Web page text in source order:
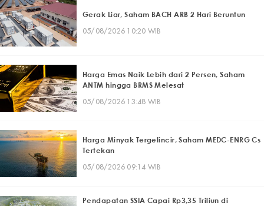
Gerak Liar, Saham BACH ARB 2 Hari Beruntun
05/08/2026 10:20 WIB
Harga Emas Naik Lebih dari 2 Persen, Saham
ANTM hingga BRMS Melesat
05/08/2026 13:48 WIB
Harga Minyak Tergelincir, Saham MEDC-ENRG Cs
Tertekan
05/08/2026 09:14 WIB
Pendapatan SSIA Capai Rp3,35 Triliun di